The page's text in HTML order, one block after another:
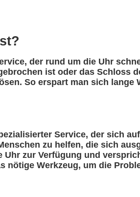
der rund um die Uhr
ist oder das Schloss
So erspart man sich
Service, der sich
zu helfen, die sich
zur Verfügung und
Werkzeug, um die